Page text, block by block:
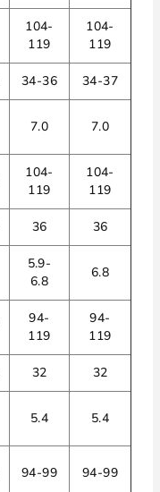
104-
119
104-
119
34-36 34-37
7.0 7.0
104-
119
104-
119
36 36
5.9-
6.8
6.8
94-
119
94-
119
32 32
5.4 5.4
94-99 94-99